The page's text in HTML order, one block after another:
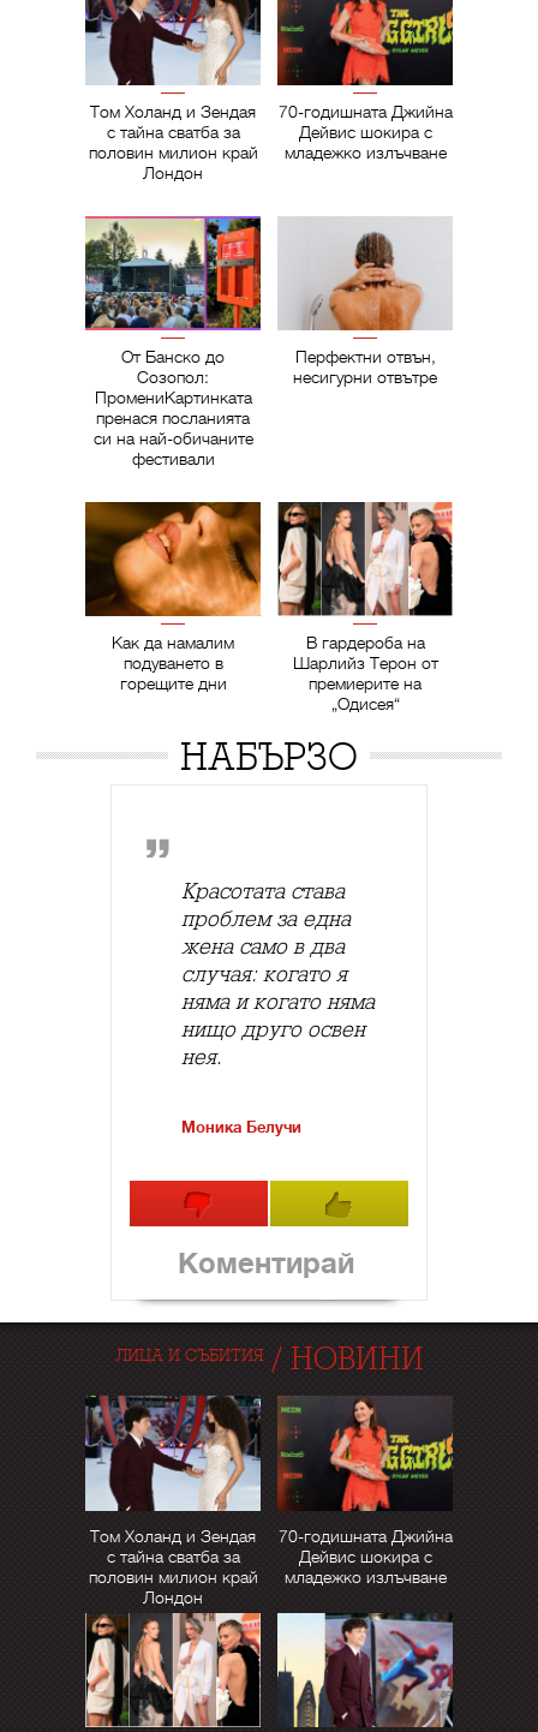
Том Холанд и Зендая
с тайна сватба за
половин милион край
Лондон
70-годишната Джийна
Дейвис шокира с
младежко излъчване
От Банско до
Созопол:
ПромениКартинката
пренася посланията
си на най-обичаните
фестивали
Перфектни отвън,
несигурни отвътре
Как да намалим
подуването в
горещите дни
В гардероба на
Шарлийз Терон от
премиерите на
„Одисея“
НАБЪРЗО
Красотата става
проблем за една
жена само в два
случая: когато я
няма и когато няма
нищо друго освен
нея.
Моника Белучи
Коментирай
ЛИЦА И СЪБИТИЯ/ НОВИНИ
Том Холанд и Зендая
с тайна сватба за
половин милион край
Лондон
70-годишната Джийна
Дейвис шокира с
младежко излъчване